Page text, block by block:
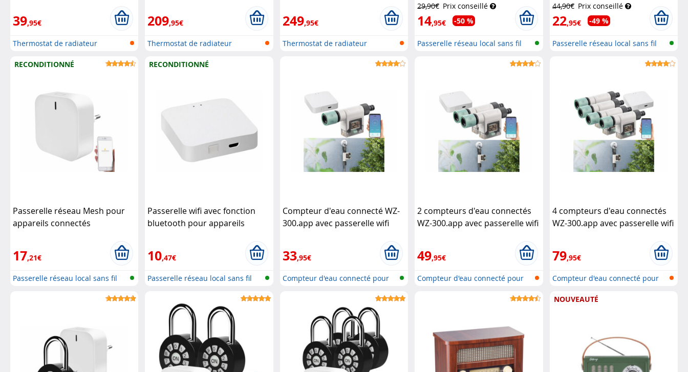
39,95€
Thermostat de radiateur
209,95€
Thermostat de radiateur
249,95€
Thermostat de radiateur
Home Control
29,90€ Prix conseillé
14,95€ -50 %
Passerelle réseau local sans fil
Home Control
44,90€ Prix conseillé
22,95€ -49 %
Passerelle réseau local sans fil
RECONDITIONNÉ
Passerelle réseau Mesh pour
appareils connectés
Luminea Home
Control
17,21€
Passerelle réseau local sans fil
RECONDITIONNÉ
Passerelle wifi avec fonction
bluetooth pour appareils
Luminea Home
Control
10,47€
Passerelle réseau local sans fil
Compteur d'eau connecté WZ-
300.app avec passerelle wifi
33,95€
Compteur d'eau connecté pour
2 compteurs d'eau connectés
WZ-300.app avec passerelle wifi
49,95€
Compteur d'eau connecté pour
4 compteurs d'eau connectés
WZ-300.app avec passerelle wifi
79,95€
Compteur d'eau connecté pour
NOUVEAUTÉ